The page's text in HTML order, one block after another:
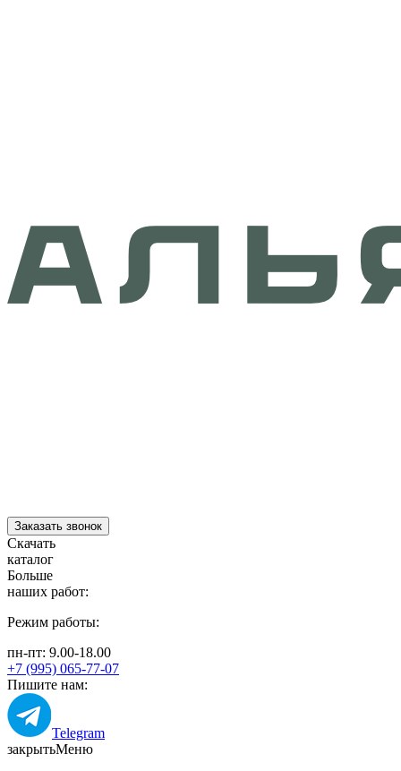
Заказать звонок
Скачать
каталог
Больше
наших работ:
Режим работы:
пн-пт: 9.00-18.00
+7 (995) 065-77-07
Пишите нам:
Telegram
закрытьМеню